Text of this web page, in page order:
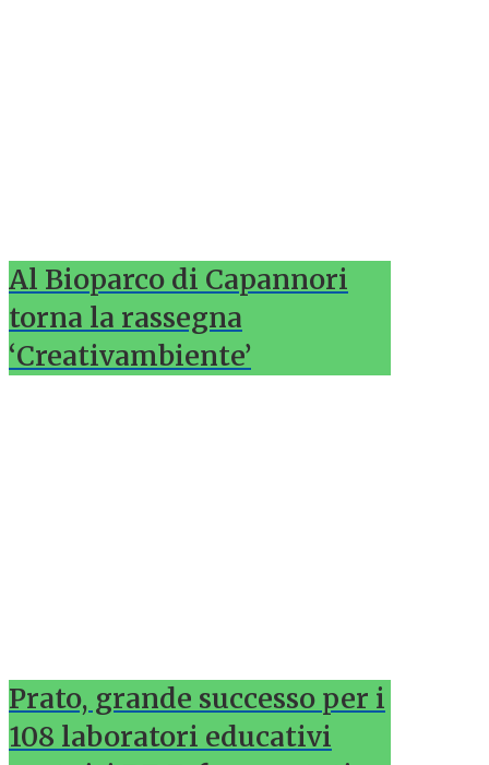
Al Bioparco di Capannori
torna la rassegna
‘Creativambiente’
Prato, grande successo per i
108 laboratori educativi